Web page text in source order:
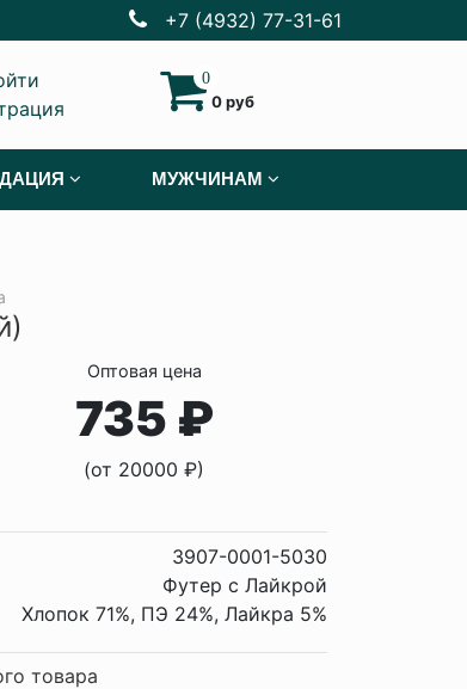
+7 (4932) 77-31-61
0
0 руб
МУЖЧИНАМ
Оптовая цена
735 ₽
(от 20000 ₽)
3907-0001-5030
Футер с Лайкрой
Хлопок 71%, ПЭ 24%, Лайкра 5%
товара